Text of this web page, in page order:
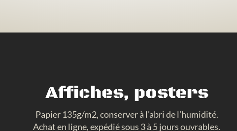
Affiches, posters
Papier 135g/m2, conserver à l’abri de l’humidité.
Achat en ligne, expédié sous 3 à 5 jours ouvrables.